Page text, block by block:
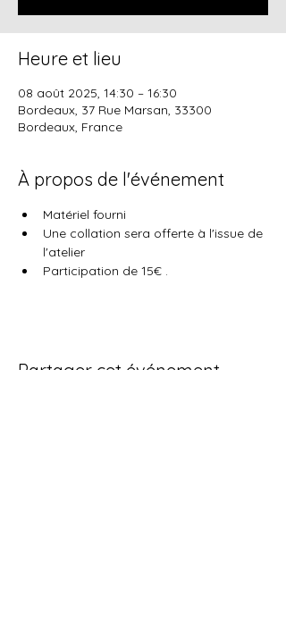
Heure et lieu
08 août 2025, 14:30 – 16:30
Bordeaux, 37 Rue Marsan, 33300
Bordeaux, France
À propos de l'événement
Matériel fourni
Une collation sera offerte à l'issue de
l'atelier
Participation de 15€ .
Partager cet événement